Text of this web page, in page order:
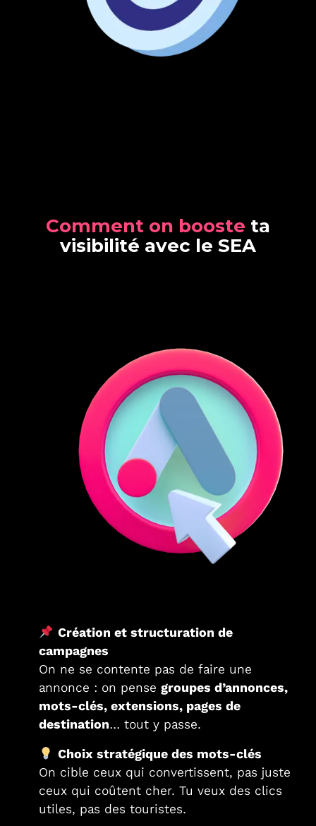
Comment on booste ta
visibilité avec le SEA
Création et structuration de
campagnes
On ne se contente pas de faire une
annonce : on pense groupes d’annonces,
mots-clés, extensions, pages de
destination… tout y passe.
Choix stratégique des mots-clés
On cible ceux qui convertissent, pas juste
ceux qui coûtent cher. Tu veux des clics
utiles, pas des touristes.